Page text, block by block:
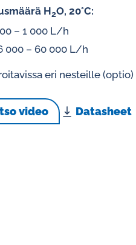
H2O, 20°C:
– 1 000 L/h
000 – 60 000 L/h
eri nesteille (optio)
video Datasheet